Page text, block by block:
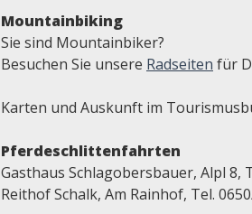
Mountainbiking
Sie sind Mountainbiker?
Besuchen Sie unsere Radseiten für
Karten und Auskunft im
Pferdeschlittenfahrten
Gasthaus Schlagobersbauer, Alpl 8,
Reithof Schalk, Am Rainhof, Tel.